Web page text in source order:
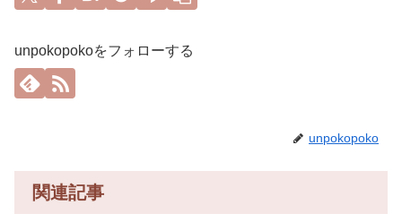
unpokopokoをフォローする
unpokopoko
関連記事